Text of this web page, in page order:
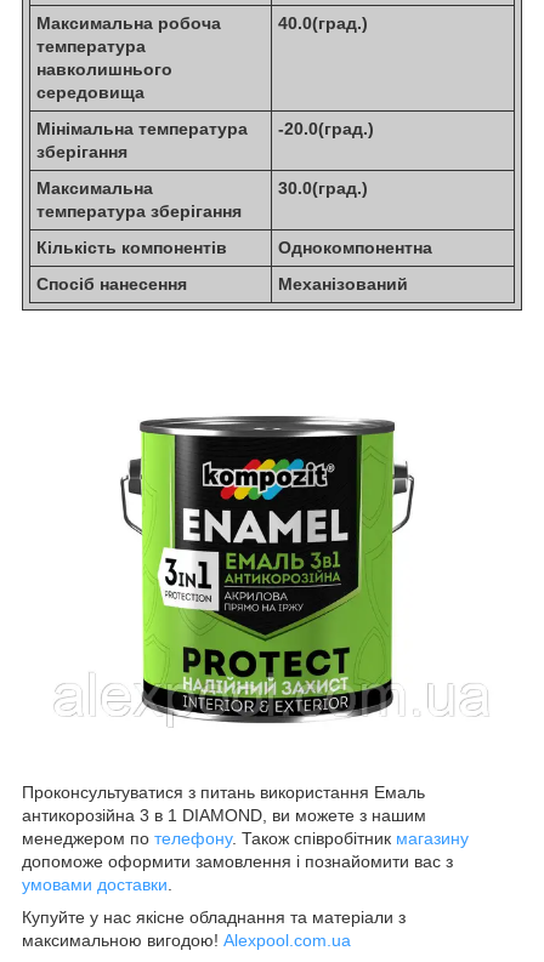
Максимальна робоча
температура
навколишнього
середовища
40.0(град.)
Мінімальна температура
зберігання
-20.0(град.)
Максимальна
температура зберігання
30.0(град.)
Кількість компонентів
Однокомпонентна
Спосіб нанесення
Механізований
Проконсультуватися з питань використання Емаль
антикорозійна 3 в 1 DIAMOND, ви можете з нашим
менеджером по телефону. Також співробітник магазину
допоможе оформити замовлення і познайомити вас з
умовами доставки
Купуйте у нас якісне обладнання та матеріали з
максимальною вигодою! Alexpool.com.ua